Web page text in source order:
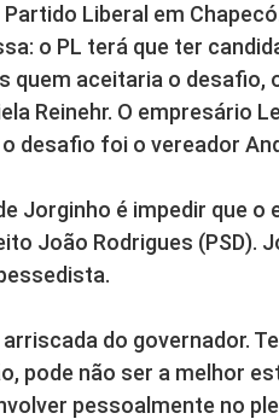
Partido Liberal em
o PL terá que ter
quem aceitaria o desafio,
Reinehr. O empresário
desafio foi o vereador
Jorginho é impedir que o
João Rodrigues (PSD).
arriscada do governador.
pode não ser a melhor
pessoalmente no